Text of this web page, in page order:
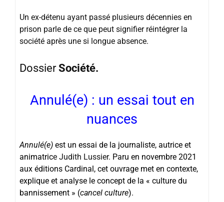
Un ex-détenu ayant passé plusieurs décennies en
prison parle de ce que peut signifier réintégrer la
société après une si longue absence.
DossierSociété.
Annulé(e) : un essai tout en
nuances
Annulé(e) est un essai de la journaliste, autrice et
animatrice Judith Lussier. Paru en novembre 2021
aux éditions Cardinal, cet ouvrage met en contexte,
explique et analyse le concept de la « culture du
bannissement » (cancel culture).